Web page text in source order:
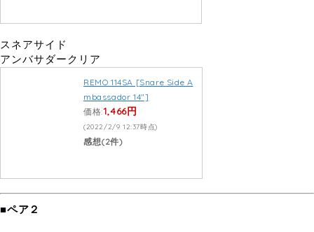
スネアサイド
アンバサダークリア
REMO 114SA [Snare Side A
mbassador 14″]
価格:1,466円
(2022/2/9 12:37時点)
感想(2件)
■ペア２